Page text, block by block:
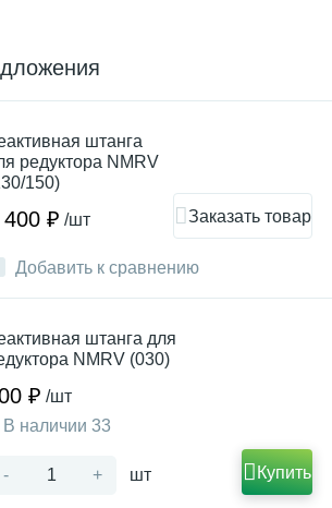
Добавить к сравнению
штанга
редуктора NMRV
150)
₽ /шт Заказать товар
штанга для
NMRV (030)
₽ /шт
В наличии 33
- + шт Купить